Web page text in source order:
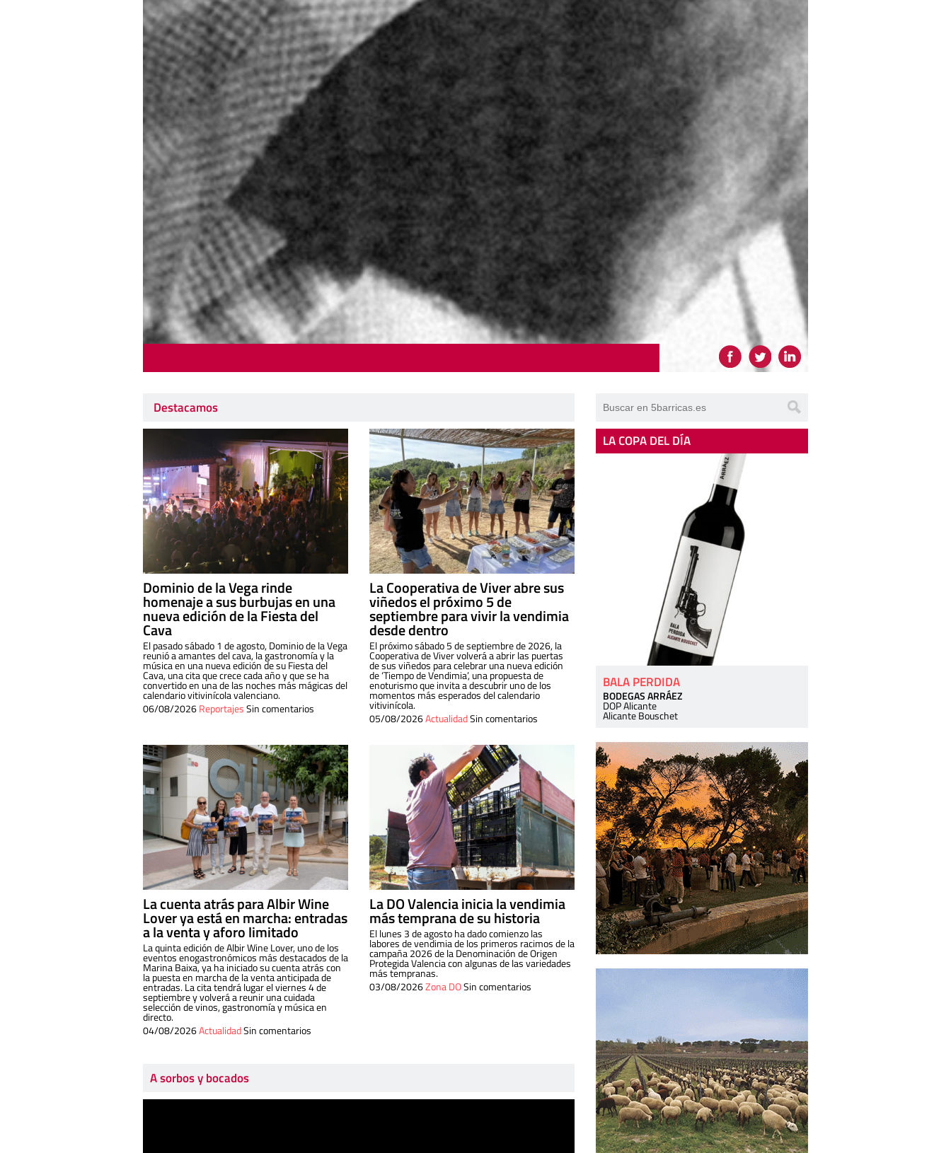
Destacamos
Dominio de la Vega rinde
homenaje a sus burbujas en una
nueva edición de la Fiesta del
Cava
El pasado sábado 1 de agosto, Dominio de la Vega
reunió a amantes del cava, la gastronomía y la
música en una nueva edición de su Fiesta del
Cava, una cita que crece cada año y que se ha
convertido en una de las noches más mágicas del
calendario vitivinícola valenciano.
06/08/2026ReportajesSin comentarios
La Cooperativa de Viver abre sus
viñedos el próximo 5 de
septiembre para vivir la vendimia
desde dentro
El próximo sábado 5 de septiembre de 2026, la
Cooperativa de Viver volverá a abrir las puertas
de sus viñedos para celebrar una nueva edición
de ‘Tiempo de Vendimia’, una propuesta de
enoturismo que invita a descubrir uno de los
momentos más esperados del calendario
vitivinícola.
05/08/2026ActualidadSin comentarios
La cuenta atrás para Albir Wine
Lover ya está en marcha: entradas
a la venta y aforo limitado
La quinta edición de Albir Wine Lover, uno de los
eventos enogastronómicos más destacados de la
Marina Baixa, ya ha iniciado su cuenta atrás con
la puesta en marcha de la venta anticipada de
entradas. La cita tendrá lugar el viernes 4 de
septiembre y volverá a reunir una cuidada
selección de vinos, gastronomía y música en
directo.
04/08/2026ActualidadSin comentarios
La DO Valencia inicia la vendimia
más temprana de su historia
El lunes 3 de agosto ha dado comienzo las
labores de vendimia de los primeros racimos de la
campaña 2026 de la Denominación de Origen
Protegida Valencia con algunas de las variedades
más tempranas.
03/08/2026Zona DOSin comentarios
A sorbos y bocados
LA COPA DEL DÍA
BALA PERDIDA
BODEGAS ARRÁEZ
DOP Alicante
Alicante Bouschet